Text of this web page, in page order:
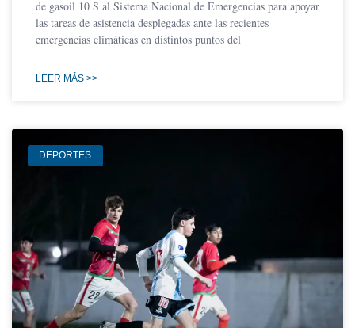
de gasoil 10 S al Sistema Nacional de Emergencias para apoyar
las tareas de asistencia desplegadas ante las recientes
emergencias climáticas en distintos puntos del
LEER MÁS >>
DEPORTES